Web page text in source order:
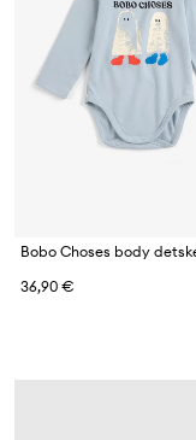
36,90 €